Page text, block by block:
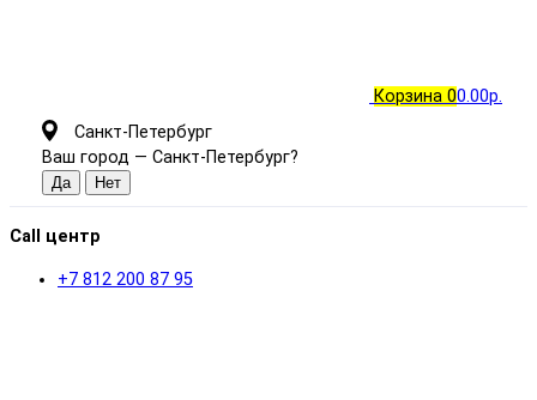
Корзина 00.00р.
Санкт-Петербург
Ваш город — Санкт-Петербург?
Call центр
+7 812 200 87 95